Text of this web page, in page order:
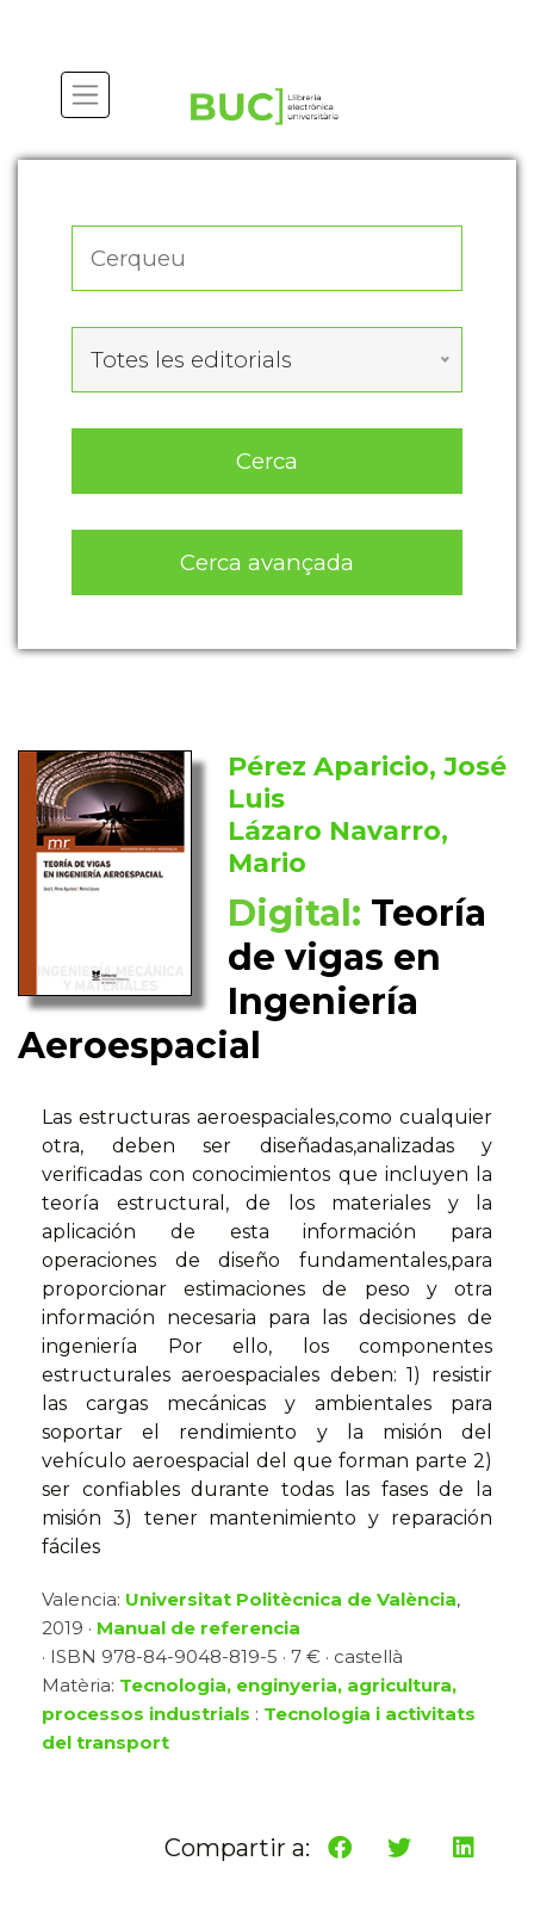
Totes les editorials
Cerca
Cerca avançada
Pérez Aparicio, José
Luis
Lázaro Navarro,
Mario
Digital: Teoría
de vigas en
Ingeniería
Aeroespacial
Las estructuras aeroespaciales,como cualquier
otra, deben ser diseñadas,analizadas y
verificadas con conocimientos que incluyen la
teoría estructural, de los materiales y la
aplicación de esta información para
operaciones de diseño fundamentales,para
proporcionar estimaciones de peso y otra
información necesaria para las decisiones de
ingeniería Por ello, los componentes
estructurales aeroespaciales deben: 1) resistir
las cargas mecánicas y ambientales para
soportar el rendimiento y la misión del
vehículo aeroespacial del que forman parte 2)
ser confiables durante todas las fases de la
misión 3) tener mantenimiento y reparación
fáciles
Valencia: Universitat Politècnica de València,
2019 · Manual de referencia
· ISBN 978-84-9048-819-5 · 7 € · castellà
Matèria: Tecnologia, enginyeria, agricultura,
processos industrials : Tecnologia i activitats
del transport
Compartir a: